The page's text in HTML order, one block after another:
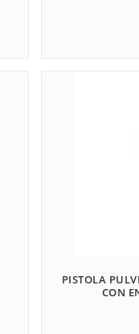
PISTOLA
CON